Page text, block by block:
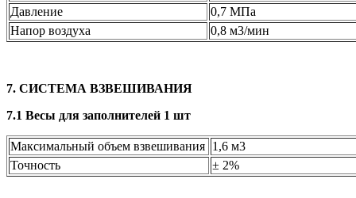
Давление
0,7 МПа
Напор воздуха
0,8 м3/мин
7. СИСТЕМА ВЗВЕШИВАНИЯ
7.1 Весы для заполнителей 1 шт
Максимальный объем взвешивания 1,6 м3
Точность
± 2%